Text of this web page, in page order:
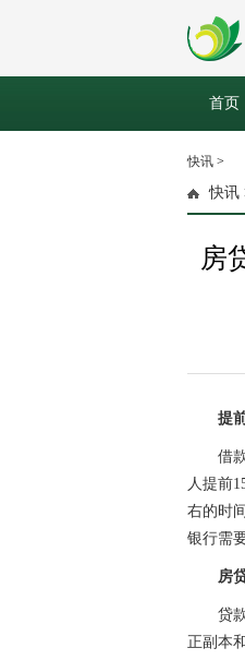
首页
快讯 >
快讯
房
提
借
人提前
右的时
银行需
房
贷
正副本